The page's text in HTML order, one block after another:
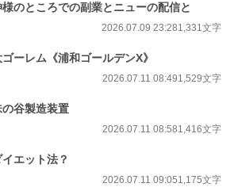
のところでの副業とニューの配信と
2026.07.09 23:281,331文字
ーレム《浦和ゴールデンX》
2026.07.11 08:491,529文字
谷製造装置
2026.07.11 08:581,416文字
エット法？
2026.07.11 09:051,175文字